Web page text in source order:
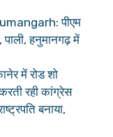
पीएम
हनुमानगढ़ में
में रोड शो
रही कांग्रेस
बनाया,